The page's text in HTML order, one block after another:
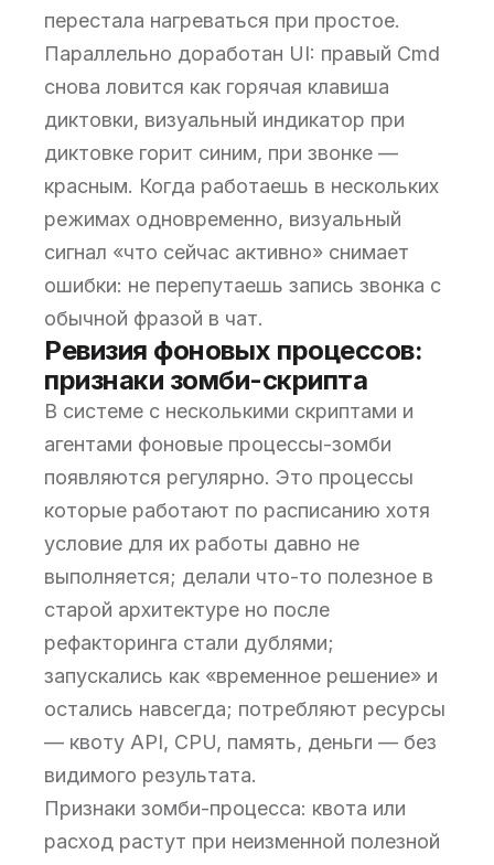
перестала нагреваться при простое.
Параллельно доработан UI: правый Cmd
снова ловится как горячая клавиша
диктовки, визуальный индикатор при
диктовке горит синим, при звонке —
красным. Когда работаешь в нескольких
режимах одновременно, визуальный
сигнал «что сейчас активно» снимает
ошибки: не перепутаешь запись звонка с
обычной фразой в чат.
Ревизия фоновых процессов:
признаки зомби-скрипта
В системе с несколькими скриптами и
агентами фоновые процессы-зомби
появляются регулярно. Это процессы
которые работают по расписанию хотя
условие для их работы давно не
выполняется; делали что-то полезное в
старой архитектуре но после
рефакторинга стали дублями;
запускались как «временное решение» и
остались навсегда; потребляют ресурсы
— квоту API, CPU, память, деньги — без
видимого результата.
Признаки зомби-процесса: квота или
расход растут при неизменной полезной